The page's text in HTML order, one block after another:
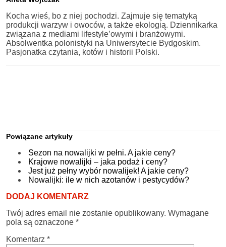
Kocha wieś, bo z niej pochodzi. Zajmuje się tematyką
produkcji warzyw i owoców, a także ekologią. Dziennikarka
związana z mediami lifestyle’owymi i branżowymi.
Absolwentka polonistyki na Uniwersytecie Bydgoskim.
Pasjonatka czytania, kotów i historii Polski.
Powiązane artykuły
Sezon na nowalijki w pełni. A jakie ceny?
Krajowe nowalijki – jaka podaż i ceny?
Jest już pełny wybór nowalijek! A jakie ceny?
Nowalijki: ile w nich azotanów i pestycydów?
DODAJ KOMENTARZ
Twój adres email nie zostanie opublikowany. Wymagane
pola są oznaczone *
Komentarz *